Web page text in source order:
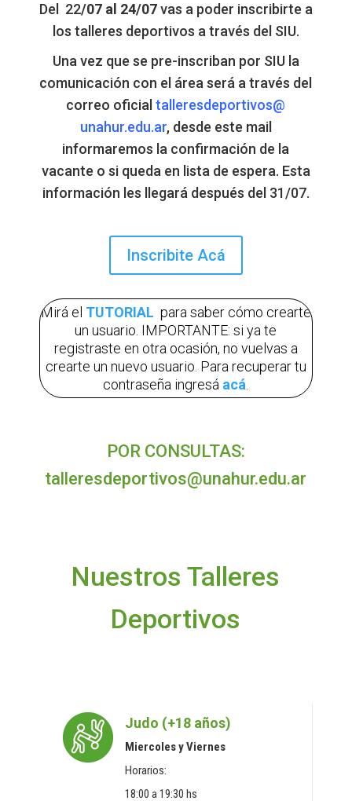
Del 22/07 al 24/07vas a poder inscribirte a
los talleres deportivos a través del SIU.
Una vez que se pre-inscriban por SIU la
comunicación con el área será a través del
correo oficialtalleresdeportivos@
unahur.edu.ar, desde este mail
informaremos la confirmación de la
vacante o si queda en lista de espera. Esta
información les llegará después del 31/07.
Inscribite Acá
Mirá el TUTORIAL para saber cómo crearte
un usuario. IMPORTANTE: si ya te
registraste en otra ocasión, no vuelvas a
crearte un nuevo usuario. Para recuperar tu
contraseña ingresá acá.
POR CONSULTAS:
talleresdeportivos@unahur.edu.ar
Nuestros Talleres
Deportivos
Judo (+18 años)
Miercoles y Viernes
Horarios:
18:00 a 19:30 hs